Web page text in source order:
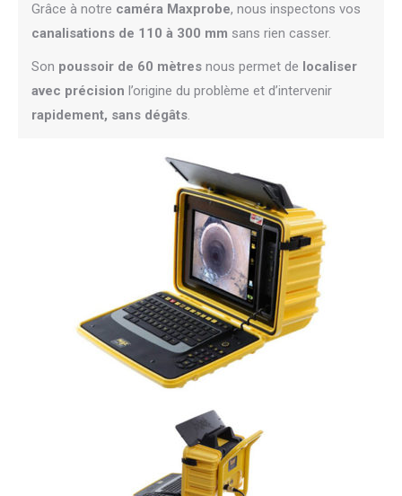
Grâce à notre caméra Maxprobe, nous inspectons vos
canalisations de 110 à 300 mm sans rien casser.
Son poussoir de 60 mètres nous permet de localiser
avec précision l’origine du problème et d’intervenir
rapidement, sans dégâts.